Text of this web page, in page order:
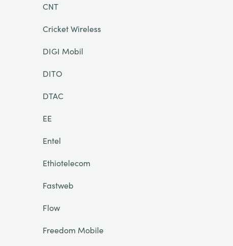
CNT
Cricket Wireless
DIGI Mobil
DITO
DTAC
EE
Entel
Ethiotelecom
Fastweb
Flow
Freedom Mobile